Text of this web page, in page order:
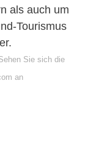
als auch um
Tourismus
Sie sich die
an